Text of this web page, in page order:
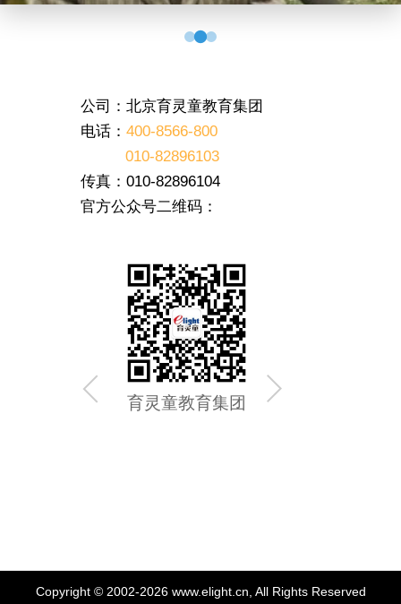
公司：北京育灵童教育集团
电话： 400-8566-800
010-82896103
传真：010-82896104
官方公众号二维码：
育灵童教育集团
Copyright © 2002-2026 www.elight.cn, All Rights Reserved